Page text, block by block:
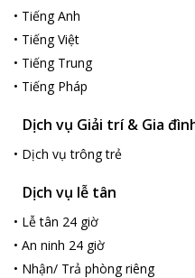
Người yêu thích khám phá
đền Quán Thánh bạn sẽ biết
Dương Vương xây Cổ Loa
có công góp giữ gìn mảnh đất
Sau đó, bạn hãy đến chợ
món quà quý giá cho bạn bè,
Trải nghiệm không gian nghệ
Hotel
và tìm hiểu những điều
chuyến đi vô cùng bổ ích, vui
• Tiếng Anh
• Tiếng Việt
• Tiếng Trung
• Tiếng Pháp
Dịch vụ Giải trí & Gia
• Dịch vụ trông trẻ
Dịch vụ lễ tân
• Lễ tân 24 giờ
• An ninh 24 giờ
• Nhận/ Trả phòng riêng